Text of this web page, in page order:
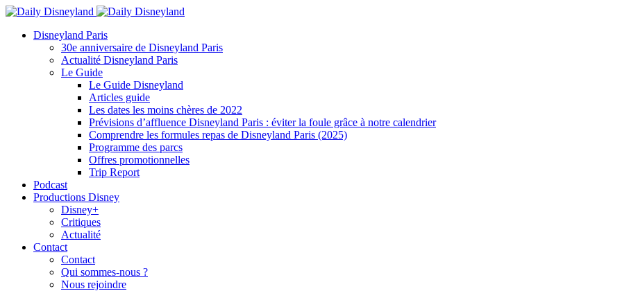
Disneyland Paris
30e anniversaire de Disneyland Paris
Actualité Disneyland Paris
Le Guide
Le Guide Disneyland
Articles guide
Les dates les moins chères de 2022
Prévisions d’affluence Disneyland Paris : éviter la foule grâce à notre calendrier
Comprendre les formules repas de Disneyland Paris (2025)
Programme des parcs
Offres promotionnelles
Trip Report
Podcast
Productions Disney
Disney+
Critiques
Actualité
Contact
Contact
Qui sommes-nous ?
Nous rejoindre